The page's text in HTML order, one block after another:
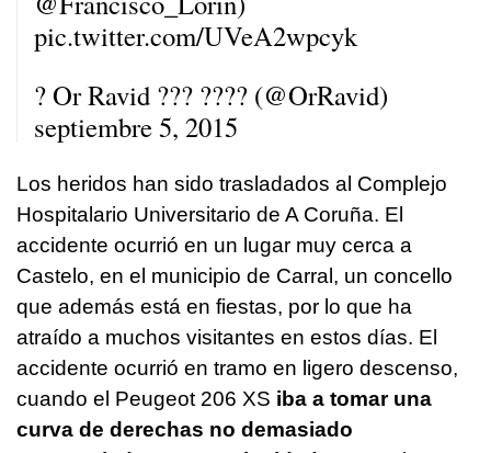
pic.twitter.com/UVeA2wpcyk
? Or Ravid ??? ???? (@OrRavid)
septiembre 5, 2015
Los heridos han sido trasladados al Complejo
Hospitalario Universitario de A Coruña. El
accidente ocurrió en un lugar muy cerca a
Castelo, en el municipio de Carral, un concello
que además está en fiestas, por lo que ha
atraído a muchos visitantes en estos días. El
accidente ocurrió en tramo en ligero descenso,
cuando el Peugeot 206 XS iba a tomar una
curva de derechas no demasiado